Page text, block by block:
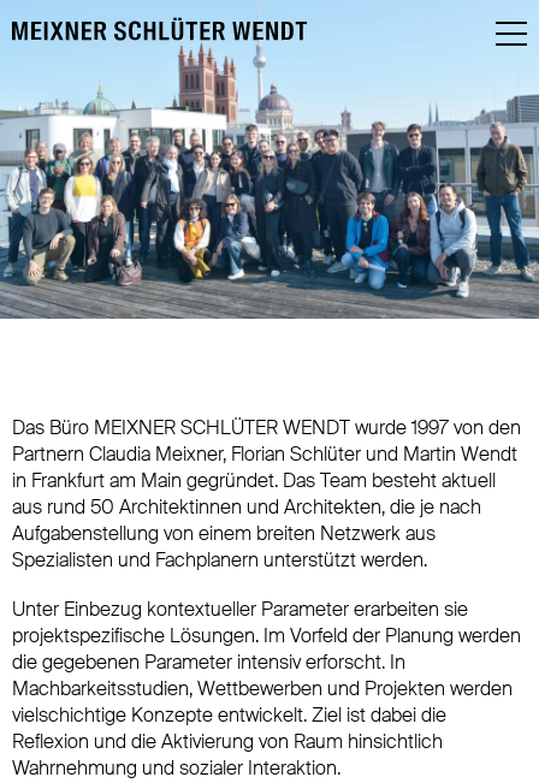
Das Büro MEIXNER SCHLÜTER WENDT wurde 1997 von den
Partnern Claudia Meixner, Florian Schlüter und Martin Wendt
in Frankfurt am Main gegründet. Das Team besteht aktuell
aus rund 50 Architektinnen und Architekten, die je nach
Aufgabenstellung von einem breiten Netzwerk aus
Spezialisten und Fachplanern unterstützt werden.
Unter Einbezug kontextueller Parameter erarbeiten sie
projektspezifische Lösungen. Im Vorfeld der Planung werden
die gegebenen Parameter intensiv erforscht. In
Machbarkeitsstudien, Wettbewerben und Projekten werden
vielschichtige Konzepte entwickelt. Ziel ist dabei die
Reflexion und die Aktivierung von Raum hinsichtlich
Wahrnehmung und sozialer Interaktion.